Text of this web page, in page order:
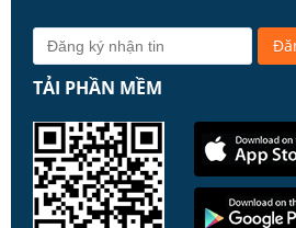
TẢI PHẦN MỀM